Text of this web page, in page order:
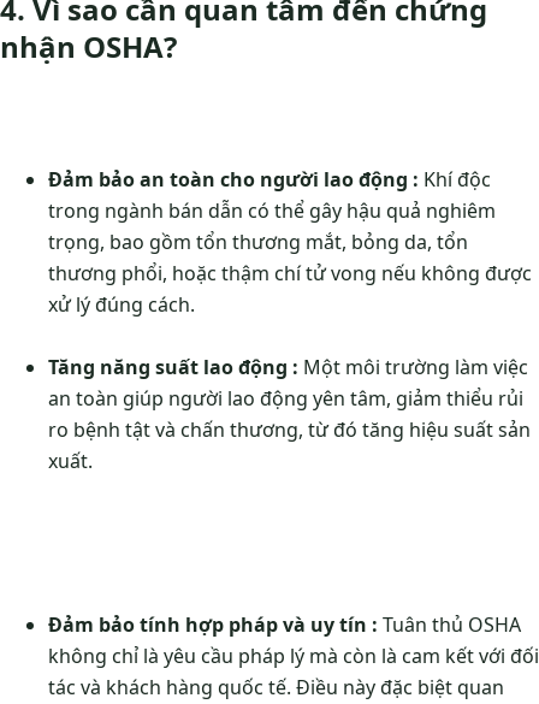
4. Vì sao cần quan tâm đến chứng
nhận OSHA?
Đảm bảo an toàn cho người lao động : Khí độc
trong ngành bán dẫn có thể gây hậu quả nghiêm
trọng, bao gồm tổn thương mắt, bỏng da, tổn
thương phổi, hoặc thậm chí tử vong nếu không được
xử lý đúng cách​​.
Tăng năng suất lao động : Một môi trường làm việc
an toàn giúp người lao động yên tâm, giảm thiểu rủi
ro bệnh tật và chấn thương, từ đó tăng hiệu suất sản
xuất.
Đảm bảo tính hợp pháp và uy tín : Tuân thủ OSHA
không chỉ là yêu cầu pháp lý mà còn là cam kết với đối
tác và khách hàng quốc tế. Điều này đặc biệt quan